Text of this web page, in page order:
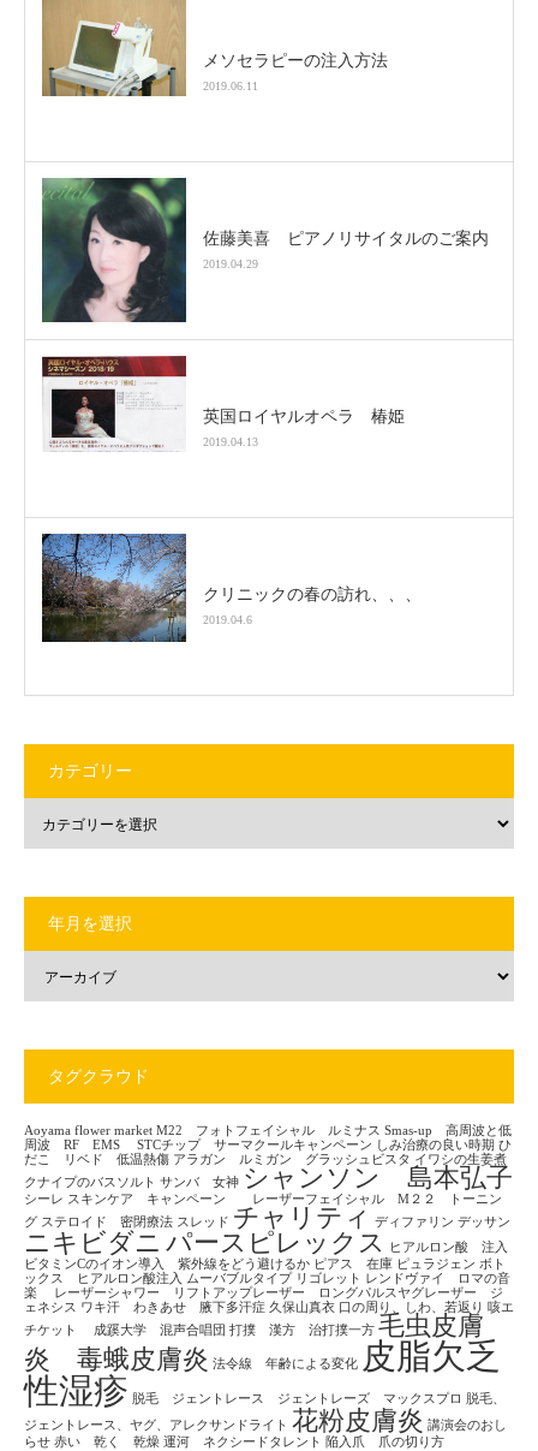
メソセラピーの注入方法
2019.06.11
佐藤美喜 ピアノリサイタルのご案内
2019.04.29
英国ロイヤルオペラ 椿姫
2019.04.13
クリニックの春の訪れ、、、
2019.04.6
カテゴリー
年月を選択
タグクラウド
Aoyama flower market M22 フォトフェイシャル ルミナス Smas-up 高周波と低
周波 RF EMS
STCチップ サーマクールキャンペーン しみ治療の良い時期 ひ
だこ リベド 低温熱傷 アラガン ルミガン グラッシュビスタ イワシの生姜煮
クナイプのバスソルト サンバ 女神 シャンソン 島本弘子
シーレ スキンケア キャンペーン レーザーフェイシャル M２２ トーニン
グ ステロイド 密閉療法 スレッド チャリティ ディファリン デッサン
ニキビダニ パースピレックス
ヒアルロン酸 注入
ビタミンCのイオン導入 紫外線をどう避けるか ピアス 在庫 ピュラジェン ボト
ックス ヒアルロン酸注入 ムーバブルタイプ リゴレット レンドヴァイ ロマの音
楽
レーザーシャワー リフトアップレーザー ロングパルスヤグレーザー ジ
ェネシス ワキ汗 わきあせ 腋下多汗症 久保山真衣 口の周り、しわ、若返り 咳エ
チケット
成蹊大学 混声合唱団 打撲 漢方 治打撲一方 毛虫皮膚
炎 毒蛾皮膚炎 法令線 年齢による変化
皮脂欠乏
性湿疹 脱毛 ジェントレース ジェントレーズ マックスプロ
脱毛、
ジェントレース、ヤグ、アレクサンドライト 花粉皮膚炎 講演会のおし
らせ 赤い 乾く 乾燥 運河 ネクシードタレント 陥入爪 爪の切り方